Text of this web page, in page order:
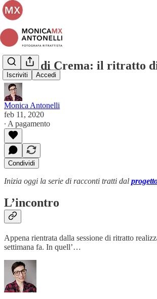
Iscriviti Accedi
Donne di Crema: il ritratto
Monica Antonelli
feb 11, 2020
∙ A pagamento
Condividi
Inizia oggi la serie di racconti tratti dal
L’incontro
Appena rientrata dalla sessione di ritratto
settimana fa. In quell’…